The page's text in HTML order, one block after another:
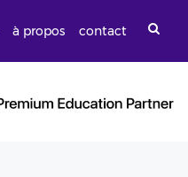
à propos contact